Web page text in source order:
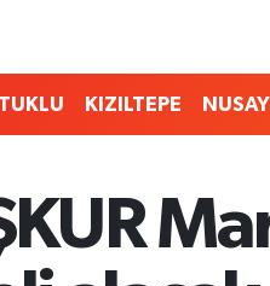
KIZILTEPE